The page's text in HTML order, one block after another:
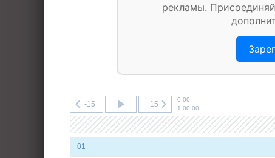
рекламы.
-15 +15
0:00
1:00:00
01